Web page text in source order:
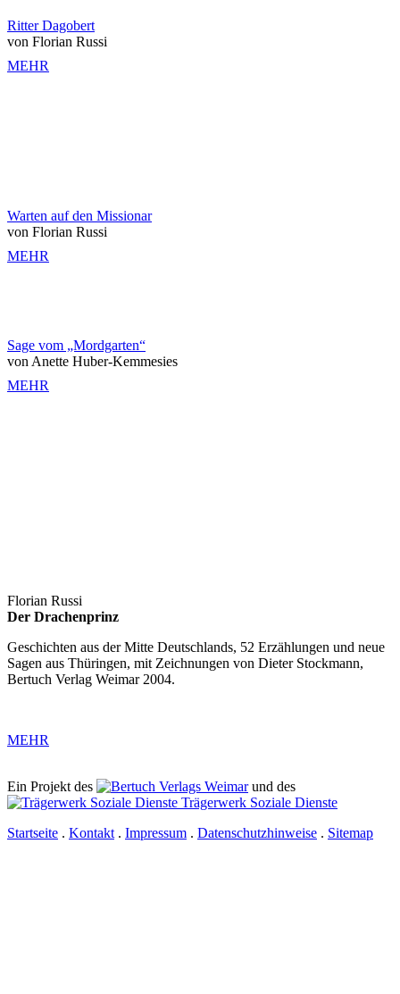
Ritter Dagobert
von Florian Russi
MEHR
Warten auf den Missionar
von Florian Russi
MEHR
Sage vom „Mordgarten“
von Anette Huber-Kemmesies
MEHR
Florian Russi
Der Drachenprinz
Geschichten aus der Mitte Deutschlands, 52 Erzählungen und neue
Sagen aus Thüringen, mit Zeichnungen von Dieter Stockmann,
Bertuch Verlag Weimar 2004.
MEHR
Ein Projekt des Verlags Weimarund des
Trägerwerk Soziale Dienste
Startseite . Kontakt . Impressum . Datenschutzhinweise . Sitemap